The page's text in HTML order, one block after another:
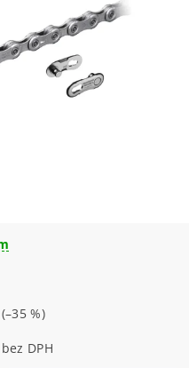
(–35 %)
21,06 € bez DPH